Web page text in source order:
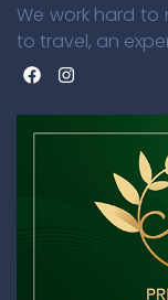
We work hard to
to travel, an